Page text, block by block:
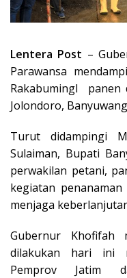
Lentera Post –
Parawansa
RakabumingI panen
Jolondoro,
Turut didampingi
Sulaiman, Bupati
perwakilan petani,
kegiatan
menjaga
Gubernur Khofifah
dilakukan hari ini
Pemprov Jatim